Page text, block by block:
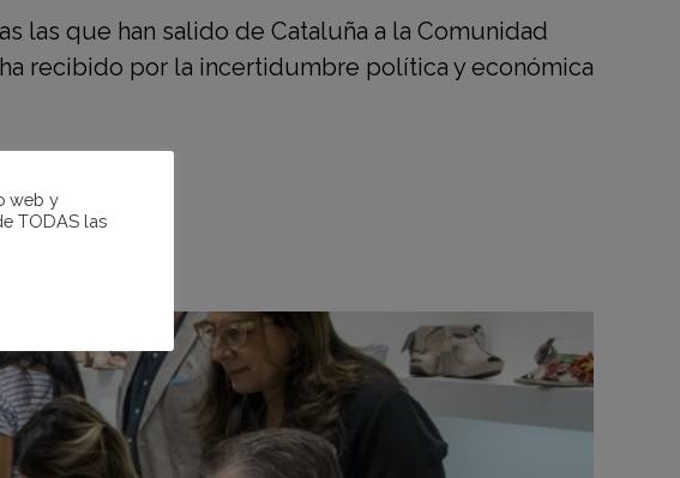
las que han salido de Cataluña a la Comunidad
recibido por la incertidumbre política y económica
web y
TODAS las